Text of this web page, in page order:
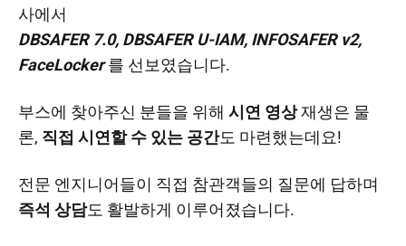
사에서
DBSAFER 7.0, DBSAFER U-IAM, INFOSAFER v2,
FaceLocker를 선보였습니다.
부스에 찾아주신 분들을 위해 시연 영상재생은 물
론, 직접 시연할 수 있는 공간도 마련했는데요!
전문 엔지니어들이 직접 참관객들의 질문에 답하며
즉석 상담도 활발하게 이루어졌습니다.